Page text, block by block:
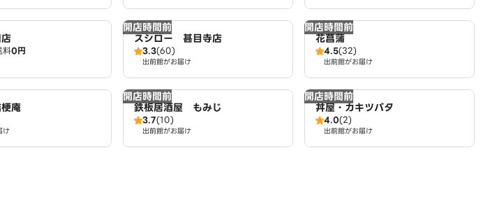
料0円
開店時間前
スシロー 甚目寺店
3.3(60)
出前館がお届け
開店時間前
花菖蒲
4.5(32)
出前館がお届け
庵
け
開店時間前
鉄板居酒屋 もみじ
3.7(10)
出前館がお届け
開店時間前
丼屋・カキツバタ
4.0(2)
出前館がお届け